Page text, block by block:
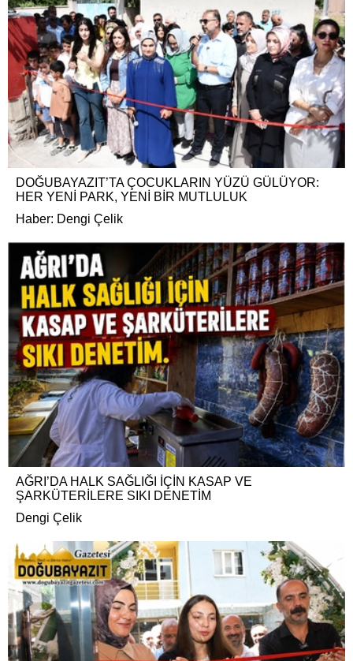
DOĞUBAYAZIT’TA ÇOCUKLARIN YÜZÜ GÜLÜYOR:
HER YENİ PARK, YENİ BİR MUTLULUK
Haber: Dengi Çelik
AĞRI’DA HALK SAĞLIĞI İÇİN KASAP VE
ŞARKÜTERİLERE SIKI DENETİM
Dengi Çelik